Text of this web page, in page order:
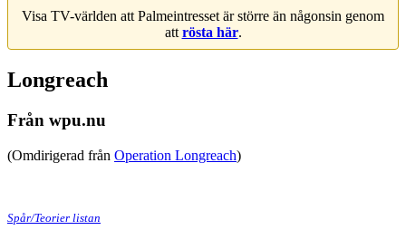
Visa TV-världen att Palmeintresset är större än någonsin genom
att rösta här.
Longreach
Från wpu.nu
(Omdirigerad från Operation Longreach)
Spår/Teorier listan